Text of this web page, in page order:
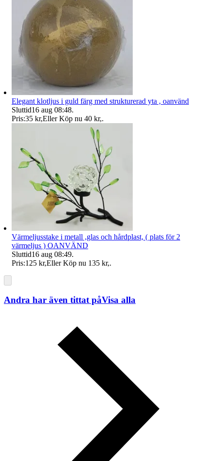
Elegant klotljus i guld färg med strukturerad yta , oanvänd
Sluttid16 aug 08:48.
Pris:35 kr,Eller Köp nu 40 kr,.
Värmeljusstake i metall ,glas och hårdplast, ( plats för 2
värmeljus ) OANVÄND
Sluttid16 aug 08:49.
Pris:125 kr,Eller Köp nu 135 kr,.
Andra har även tittat påVisa alla